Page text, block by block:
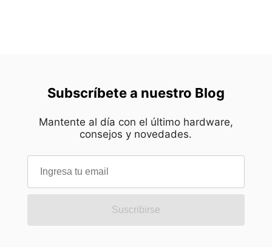
Subscríbete a nuestro Blog
Mantente al día con el último hardware,
consejos y novedades.
Suscribirse